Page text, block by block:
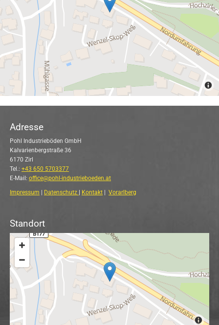
Adresse
Pohl Industrieböden GmbH
Kalvarienbergstraße 36
6170 Zirl
Tel.: +43 650 5703377
E-Mail: office@pohl-industrieboeden.at
Impressum Datenschutz Kontakt Vorarlberg
Standort